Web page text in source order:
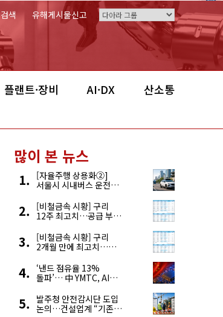
검색 유해게시물신고
플랜트·장비 AI·DX 산소통
많이 본 뉴스
[자율주행 상용화②]
서울시 시내버스 운전자
해결한다
[비철금속 시황] 구리
12주 최고치…공급 부족
[비철금속 시황] 구리
2개월 만에 최고치…
우려 확대
‘낸드 점유율 13%
돌파’… 中 YMTC, AI
4위 맹추격
발주청 안전감시단 도입
논의…건설업계 “기존